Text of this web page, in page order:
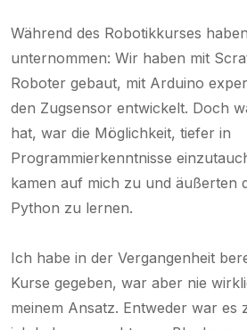
Während des Robotikkurses
unternommen: Wir haben mit
Roboter gebaut, mit Arduino
den Zugsensor entwickelt. Doch
hat, war die Möglichkeit, tiefer in
Programmierkenntnisse
kamen auf mich zu und äußerten
Python zu lernen.
Ich habe in der Vergangenheit
Kurse gegeben, war aber nie
meinem Ansatz. Entweder war es